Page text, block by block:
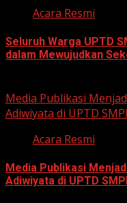
Acara Resmi
Seluruh Warga UPTD
dalam Mewujudkan
Media Publikasi
Adiwiyata di UPTD
Acara Resmi
Media Publikasi
Adiwiyata di UPTD